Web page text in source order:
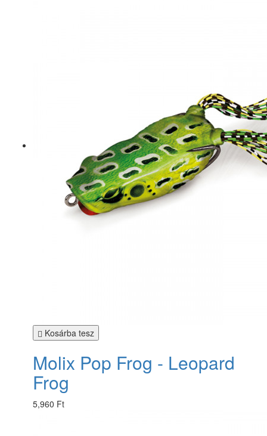
Kosárba tesz
Molix Pop Frog - Leopard
Frog
5,960 Ft